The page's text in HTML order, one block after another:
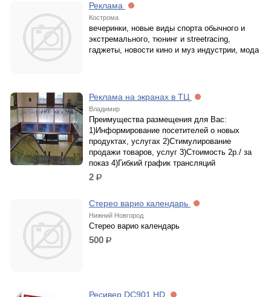
Реклама
Кострома
вечеринки, новые виды спорта обычного и
экстремального, тюнинг и streetracing,
гаджеты, новости кино и муз индустрии, мода
Реклама на экранах в ТЦ
Владимир
Преимущества размещения для Вас:
1)Информирование посетителей о новых
продуктах, услугах 2)Стимулирование
продажи товаров, услуг 3)Стоимость 2р./ за
показ 4)Гибкий график трансляций
2 р.
Стерео варио календарь
Нижний Новгород
Стерео варио календарь
500 р.
Ресивер DC901 HD